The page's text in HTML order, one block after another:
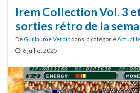
Irem Collection Vol. 3
sorties rétro de la
DeGuillaume Verdin dans la catégorie
6 juillet 2025